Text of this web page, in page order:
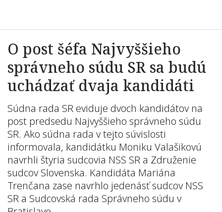
O post šéfa Najvyššieho
správneho súdu SR sa budú
uchádzať dvaja kandidáti
Súdna rada SR eviduje dvoch kandidátov na
post predsedu Najvyššieho správneho súdu
SR. Ako súdna rada v tejto súvislosti
informovala, kandidátku Moniku Valašikovú
navrhli štyria sudcovia NSS SR a Združenie
sudcov Slovenska. Kandidáta Mariána
Trenčana zase navrhlo jedenásť sudcov NSS
SR a Sudcovská rada Správneho súdu v